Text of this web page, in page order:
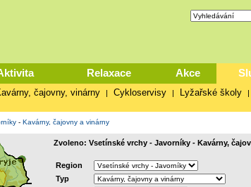
Relaxace Akce
čajovny, vinárny | Cykloservisy | Lyžařské školy |
- Kavárny, čajovny a vinárny
Zvoleno: Vsetínské vrchy - Javorníky - Kavárny,
Region
Typ